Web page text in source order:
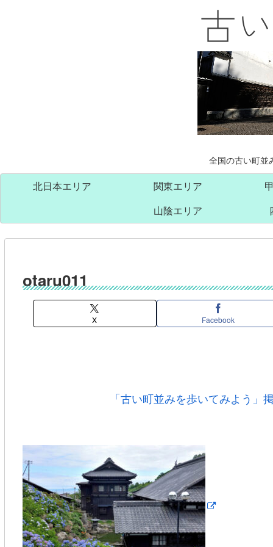
全国の古い町並
北日本エリア 関東エリア
山陰エリア
otaru011
X Facebook
「古い町並みを歩いてみよう」